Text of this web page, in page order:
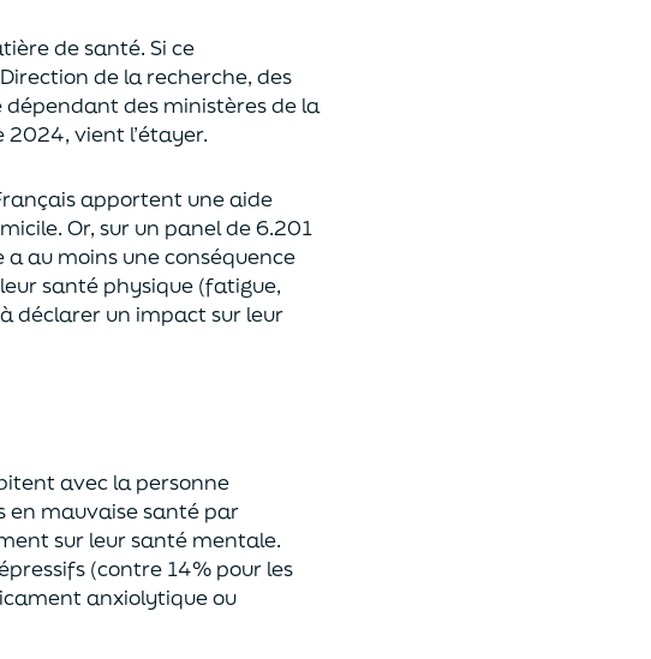
de santé. Si ce
de larecherche, des
des ministères de la
2024, vient l’étayer.
apportent une aide
Or, sur un panel de6.201
a au moins une conséquence
santé physique (fatigue,
déclarer un impact sur leur
avec la personne
en mauvaise santé par
sur leur santé mentale.
(contre 14% pour les
anxiolytique ou